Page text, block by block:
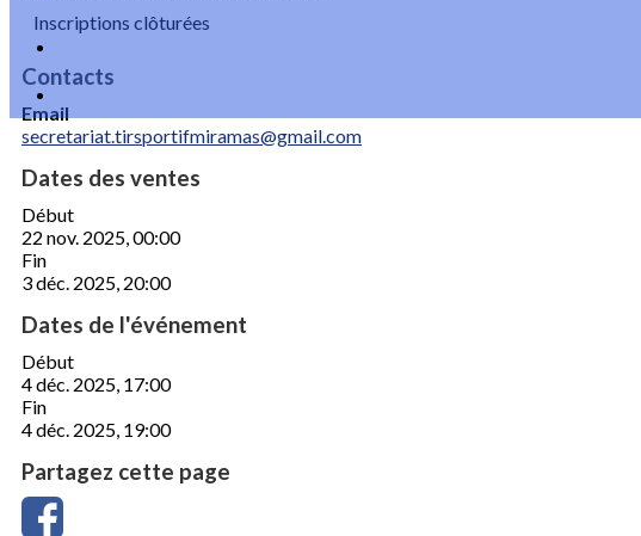
Inscriptions clôturées
Contacts
Email
secretariat.tirsportifmiramas@gmail.com
Dates des ventes
Début
22 nov. 2025, 00:00
Fin
3 déc. 2025, 20:00
Dates de l'événement
Début
4 déc. 2025, 17:00
Fin
4 déc. 2025, 19:00
Partagez cette page